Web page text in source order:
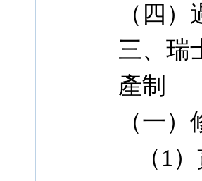
（四
三、瑞
產制
（一
（1）